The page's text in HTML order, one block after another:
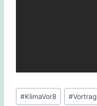
Schlagworte:
#KlimaVor8 #Vortrag